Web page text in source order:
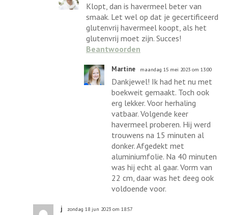
Klopt, dan is havermeel beter van
smaak. Let wel op dat je gecertificeerd
glutenvrij havermeel koopt, als het
glutenvrij moet zijn. Succes!
Beantwoorden
Martine maandag 15 mei 2023 om 13:00
Dankjewel! Ik had het nu met
boekweit gemaakt. Toch ook
erg lekker. Voor herhaling
vatbaar. Volgende keer
havermeel proberen. Hij werd
trouwens na 15 minuten al
donker. Afgedekt met
aluminiumfolie. Na 40 minuten
was hij echt al gaar. Vorm van
22 cm, daar was het deeg ook
voldoende voor.
j zondag 18 jun 2023 om 18:57